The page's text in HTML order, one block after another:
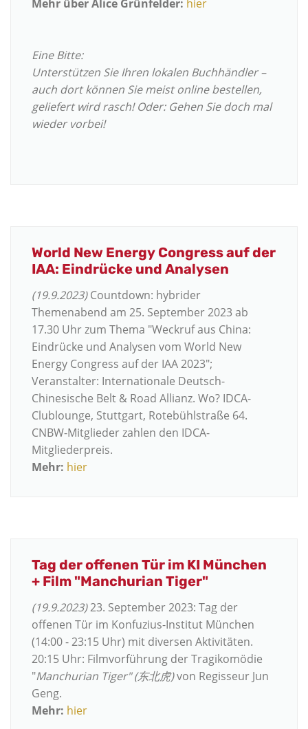
Mehr über Alice Grünfelder: hier
Eine Bitte:
Unterstützen Sie Ihren lokalen Buchhändler –
auch dort können Sie meist online bestellen,
geliefert wird rasch! Oder: Gehen Sie doch mal
wieder vorbei!
World New Energy Congress auf der
IAA: Eindrücke und Analysen
(19.9.2023)Countdown: hybrider
Themenabend am 25. September 2023 ab
17.30 Uhr zum Thema "Weckruf aus China:
Eindrücke und Analysen vom World New
Energy Congress auf der IAA 2023";
Veranstalter: Internationale Deutsch-
Chinesische Belt & Road Allianz. Wo? IDCA-
Clublounge, Stuttgart, Rotebühlstraße 64.
CNBW-Mitglieder zahlen den IDCA-
Mitgliederpreis.
Mehr: hier
Tag der offenen Tür im KI München
+ Film "Manchurian Tiger"
(19.9.2023)23. September 2023: Tag der
offenen Tür im Konfuzius-Institut München
(14:00 - 23:15 Uhr) mit diversen Aktivitäten.
20:15 Uhr: Filmvorführung der Tragikomödie
"Manchurian Tiger" (东北虎)von Regisseur Jun
Geng.
Mehr: hier